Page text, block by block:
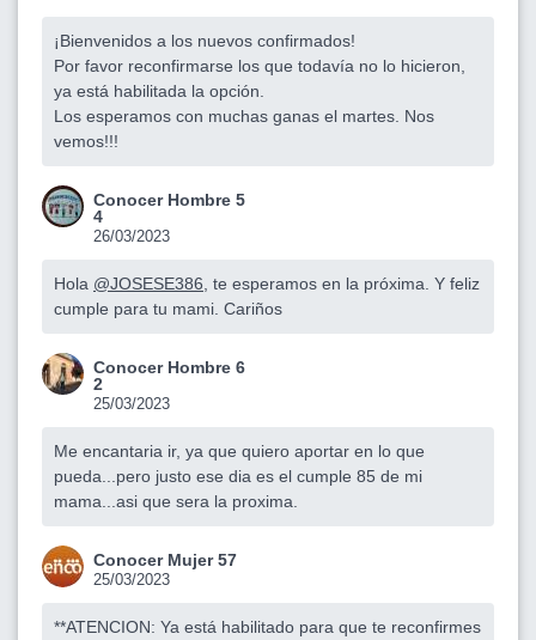
¡Bienvenidos a los nuevos confirmados!
Por favor reconfirmarse los que todavía no lo hicieron,
ya está habilitada la opción.
Los esperamos con muchas ganas el martes. Nos
vemos!!!
Conocer Hombre 5
4
26/03/2023
Hola @JOSESE386 , te esperamos en la próxima. Y feliz
cumple para tu mami. Cariños
Conocer Hombre 6
2
25/03/2023
Me encantaria ir, ya que quiero aportar en lo que
pueda...pero justo ese dia es el cumple 85 de mi
mama...asi que sera la proxima.
Conocer Mujer 57
25/03/2023
**ATENCION: Ya está habilitado para que te reconfirmes